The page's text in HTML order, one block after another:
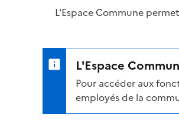
L'Espace Commune
L'Espace
Pour accéder aux
employés de la